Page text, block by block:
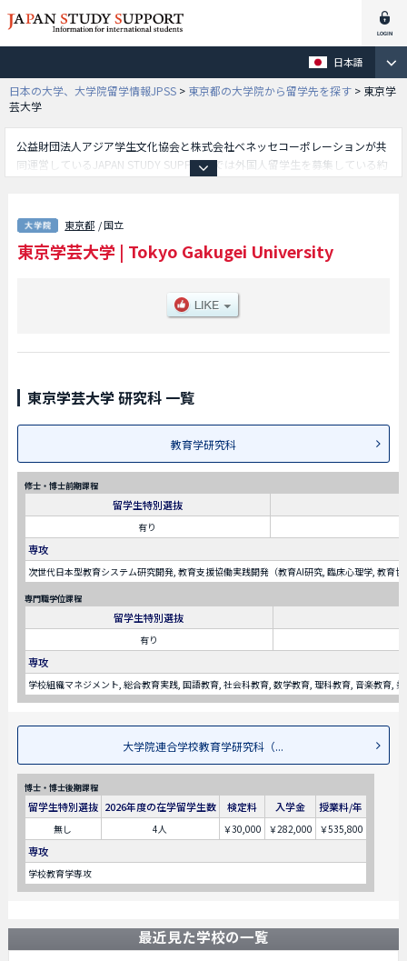
日本語
日本の大学、大学院留学情報JPSS > 東京都の大学院から留学先を探す > 東京学
芸大学
公益財団法人アジア学生文化協会と株式会社ベネッセコーポレーションが共
同運営しているJAPAN STUDY SUPPORTでは外国人留学生を募集している約
大学院連合学校教育学研究科（博士課程）等、研究科別情報や、募集定員や
合格者数など入試情報、施設案内、アクセスなど外国人留学生に必要な情報
を掲載しているので是非ご利用ください。
東京都 / 国立
東京学芸大学 | Tokyo Gakugei University
東京学芸大学 研究科 一覧
教育学研究科
修士・博士前期課程
留学生特別選抜
有り
専攻
次世代日本型教育システム研究開発, 教育支援協働実践開発（教育AI研究, 臨床心理学, 教育
専門職学位課程
留学生特別選抜
有り
専攻
学校組織マネジメント, 総合教育実践, 国語教育, 社会科教育, 数学教育, 理科教育, 音楽教育,
大学院連合学校教育学研究科（...
博士・博士後期課程
留学生特別選抜 2026年度の在学留学生数 検定料 入学金 授業料/年
無し 4人 ￥30,000 ￥282,000 ￥535,800
専攻
学校教育学専攻
最近見た学校の一覧